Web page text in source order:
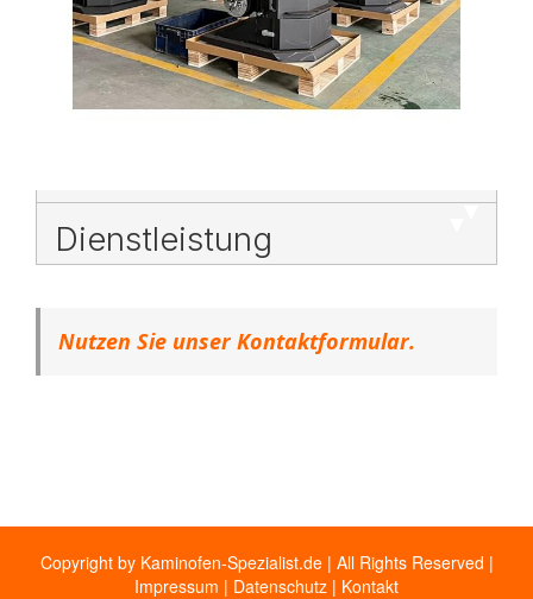
Dienstleistung
Nutzen Sie unser Kontaktformular.
Copyright by Kaminofen-Spezialist.de | All Rights Reserved |
Impressum | Datenschutz | Kontakt